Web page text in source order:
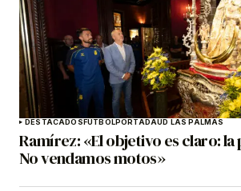
DESTACADOSFÚTBOLPORTADAUD LAS PALMAS
Ramírez: «El objetivo es claro:
No vendamos motos»